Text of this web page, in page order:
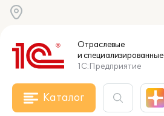
Отраслевые
и специализированные
1С:Предприятие
Каталог